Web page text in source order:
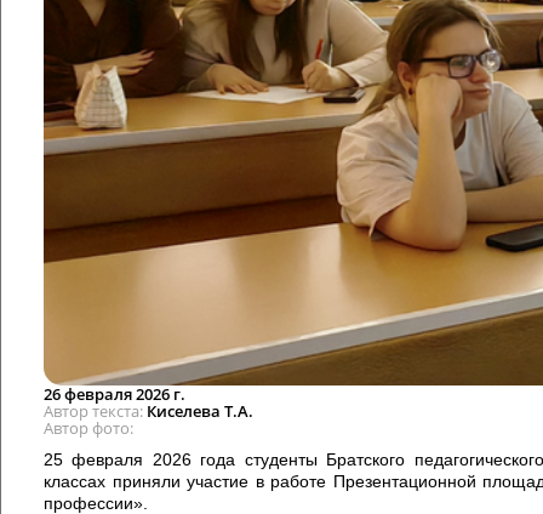
26 февраля 2026 г.
Автор текста Киселева Т.А.
Автор фото
25 февраля 2026 года студенты Братского
классах приняли участие в работе Презентационной
профессии».